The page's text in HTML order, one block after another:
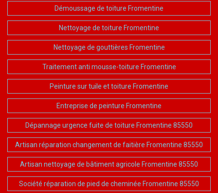
Démoussage de toiture Fromentine
Nettoyage de toiture Fromentine
Nettoyage de gouttières Fromentine
Traitement anti mousse-toiture Fromentine
Peinture sur tuile et toiture Fromentine
Entreprise de peinture Fromentine
Dépannage urgence fuite de toiture Fromentine 85550
Artisan réparation changement de faitière Fromentine 85550
Artisan nettoyage de bâtiment agricole Fromentine 85550
Société réparation de pied de cheminée Fromentine 85550